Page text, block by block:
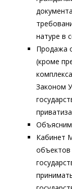
натуре в
Продажа
(кроме
Законом
Кабинет
объектов